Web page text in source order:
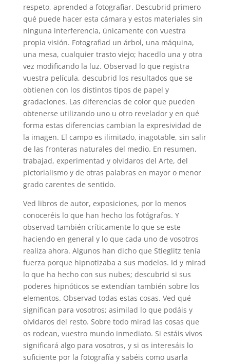
respeto, aprended a fotografiar. Descubrid primero
qué puede hacer esta cámara y estos materiales sin
ninguna interferencia, únicamente con vuestra
propia visión. Fotografiad un árbol, una máquina,
una mesa, cualquier trasto viejo; hacedlo una y otra
vez modificando la luz. Observad lo que registra
vuestra película, descubrid los resultados que se
obtienen con los distintos tipos de papel y
gradaciones. Las diferencias de color que pueden
obtenerse utilizando uno u otro revelador y en qué
forma estas diferencias cambian la expresividad de
la imagen. El campo es ilimitado, inagotable, sin salir
de las fronteras naturales del medio. En resumen,
trabajad, experimentad y olvidaros del Arte, del
pictorialismo y de otras palabras en mayor o menor
grado carentes de sentido.
Ved libros de autor, exposiciones, por lo menos
conoceréis lo que han hecho los fotógrafos. Y
observad también críticamente lo que se este
haciendo en general y lo que cada uno de vosotros
realiza ahora. Algunos han dicho que Stieglitz tenía
fuerza porque hipnotizaba a sus modelos. Id y mirad
lo que ha hecho con sus nubes; descubrid si sus
poderes hipnóticos se extendían también sobre los
elementos. Observad todas estas cosas. Ved qué
significan para vosotros; asimilad lo que podáis y
olvidaros del resto. Sobre todo mirad las cosas que
os rodean, vuestro mundo inmediato. Si estáis vivos
significará algo para vosotros, y si os interesáis lo
suficiente por la fotografía y sabéis como usarla